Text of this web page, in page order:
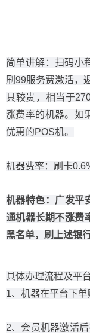
简单讲解：扫码小
刷99服务费激活，
具较贵，相当于
涨费率的机器。如
优惠的POS机。
机器费率：刷卡
机器特色：广发平
通机器长期不涨费
黑名单，刷上述银
具体办理流程及平
1、机器在平台下
2、会员机器激活